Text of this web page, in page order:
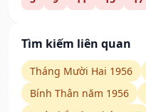
Tìm kiếm liên quan
Tháng Mười Hai 1956
Bính Thân năm 1956